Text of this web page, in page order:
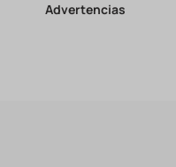
Advertencias